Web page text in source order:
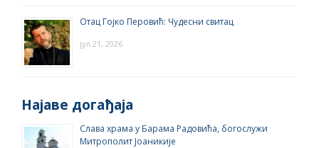
Отац Гојко Перовић: Чудесни свитац
јул 21, 2026
Најаве догађаја
Слава храма у Барама Радовића, богослужи
Митрополит Јоаникије